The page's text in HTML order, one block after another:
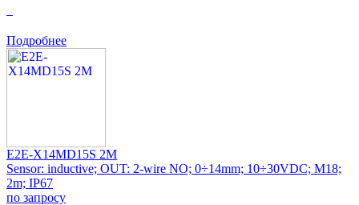
Подробнее
E2E-X14MD15S 2M
Sensor: inductive; OUT: 2-wire NO; 0÷14mm; 10÷30VDC; M18;
2m; IP67
по запросу